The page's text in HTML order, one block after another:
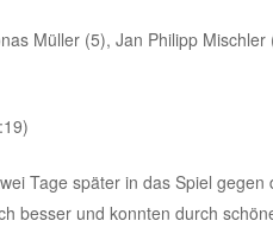
Müller (5), Jan Philipp Mischler
Tage später in das Spiel gegen
besser und konnten durch